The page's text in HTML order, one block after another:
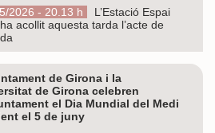
2026 - 20.13 h
L’Estació Espai
acollit aquesta tarda l’acte de
de Girona i la
de Girona celebren
el Dia Mundial del Medi
el 5 de juny